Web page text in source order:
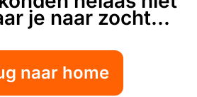
je naar zocht...
naar home